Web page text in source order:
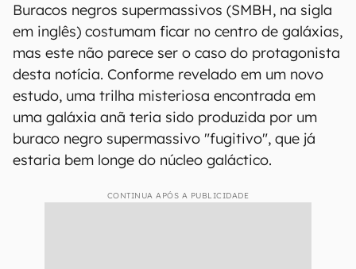
Buracos negros supermassivos (SMBH, na sigla
em inglês) costumam ficar no centro de galáxias,
mas este não parece ser o caso do protagonista
desta notícia. Conforme revelado em um novo
estudo, uma trilha misteriosa encontrada em
uma galáxia anã teria sido produzida por um
buraco negro supermassivo "fugitivo", que já
estaria bem longe do núcleo galáctico.
CONTINUA APÓS A PUBLICIDADE